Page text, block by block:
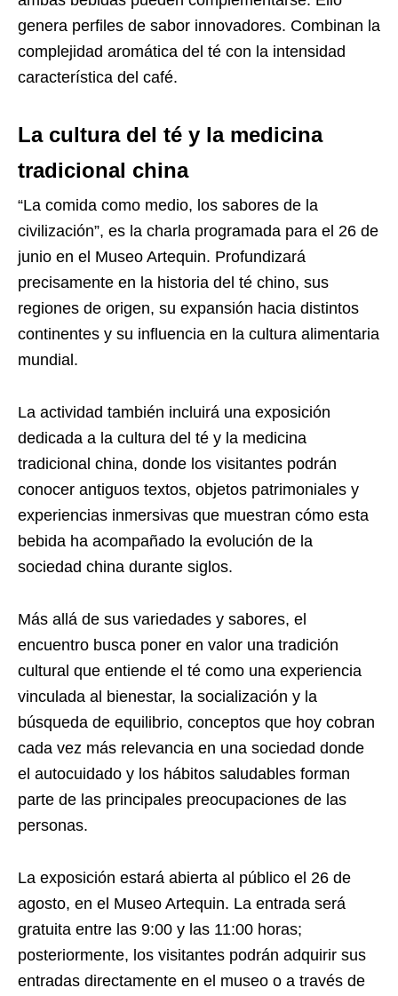
genera perfiles de sabor innovadores. Combinan la
complejidad aromática del té con la intensidad
característica del café.
La cultura del té y la medicina
tradicional china
“La comida como medio, los sabores de la
civilización”, es la charla programada para el 26 de
junio en el Museo Artequin. Profundizará
precisamente en la historia del té chino, sus
regiones de origen, su expansión hacia distintos
continentes y su influencia en la cultura alimentaria
mundial.
La actividad también incluirá una exposición
dedicada a la cultura del té y la medicina
tradicional china, donde los visitantes podrán
conocer antiguos textos, objetos patrimoniales y
experiencias inmersivas que muestran cómo esta
bebida ha acompañado la evolución de la
sociedad china durante siglos.
Más allá de sus variedades y sabores, el
encuentro busca poner en valor una tradición
cultural que entiende el té como una experiencia
vinculada al bienestar, la socialización y la
búsqueda de equilibrio, conceptos que hoy cobran
cada vez más relevancia en una sociedad donde
el autocuidado y los hábitos saludables forman
parte de las principales preocupaciones de las
personas.
La exposición estará abierta al público el 26 de
agosto, en el Museo Artequin. La entrada será
gratuita entre las 9:00 y las 11:00 horas;
posteriormente, los visitantes podrán adquirir sus
entradas directamente en el museo o a través de